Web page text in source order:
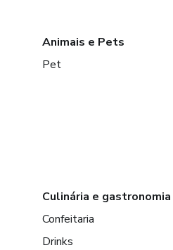
Animais e Pets
Pet
Culinária e gastronomia
Confeitaria
Drinks